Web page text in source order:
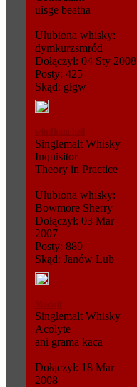
uisge beatha
Ulubiona whisky:
dymkurzsmród
Dołączył: 04 Sty 2008
Posty: 425
Skąd: głgw
windham hell
Singlemalt Whisky
Inquisitor
Theory in Practice
Ulubiona whisky:
Bowmore Sherry
Dołączył: 03 Mar
2007
Posty: 889
Skąd: Janów Lub
Maciejf
Singlemalt Whisky
Acolyte
ani grama kaca
Dołączył: 18 Mar
2008